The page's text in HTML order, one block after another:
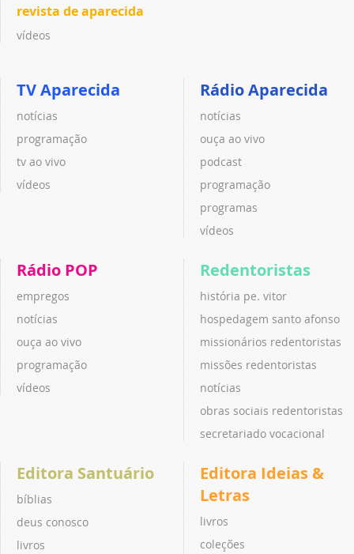
revista de aparecida
vídeos
TV Aparecida
notícias
programação
tv ao vivo
vídeos
Rádio Aparecida
notícias
ouça ao vivo
podcast
programação
programas
vídeos
Rádio POP
empregos
notícias
ouça ao vivo
programação
vídeos
Redentoristas
história pe. vitor
hospedagem santo afonso
missionários redentoristas
missões redentoristas
notícias
obras sociais redentoristas
secretariado vocacional
Editora Santuário
bíblias
deus conosco
livros
Editora Ideias &
Letras
livros
coleções